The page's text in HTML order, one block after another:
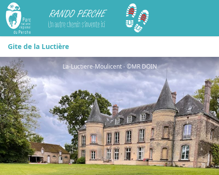
Rando Perche
Gite de la Luctière
La-Luctiere-Moulicent - ©MR DOIN